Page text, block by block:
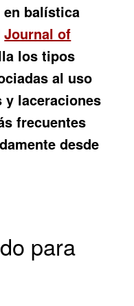
balística
Journal of
los tipos
al uso
laceraciones
frecuentes
desde
para